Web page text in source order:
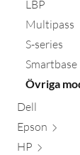
LBP
Multipass
S-series
Smartbase
Övriga
Dell
Epson
HP